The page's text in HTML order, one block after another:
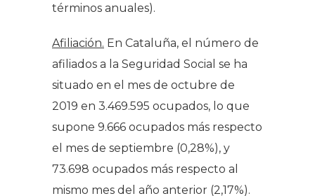
términos anuales).
Afiliación. En Cataluña, el número de
afiliados a la Seguridad Social se ha
situado en el mes de octubre de
2019 en 3.469.595 ocupados, lo que
supone 9.666 ocupados más respecto
el mes de septiembre (0,28%), y
73.698 ocupados más respecto al
mismo mes del año anterior (2,17%).